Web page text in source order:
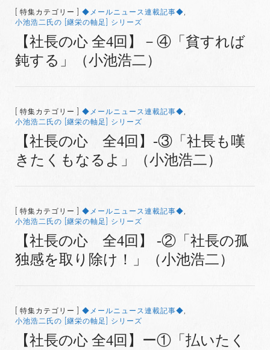
[ 特集カテゴリー ] ◆メールニュース連載記事◆
小池浩二氏の [継栄の軸足] シリーズ
【社長の心 全4回】－④「貧すれば
鈍する」（小池浩二）
[ 特集カテゴリー ] ◆メールニュース連載記事◆
小池浩二氏の [継栄の軸足] シリーズ
【社長の心 全4回】-③「社長も嘆
きたくもなるよ」（小池浩二）
[ 特集カテゴリー ] ◆メールニュース連載記事◆
小池浩二氏の [継栄の軸足] シリーズ
【社長の心 全4回】 -②「社長の孤
独感を取り除け！」（小池浩二）
[ 特集カテゴリー ] ◆メールニュース連載記事◆
小池浩二氏の [継栄の軸足] シリーズ
【社長の心 全4回】ー①「払いたく